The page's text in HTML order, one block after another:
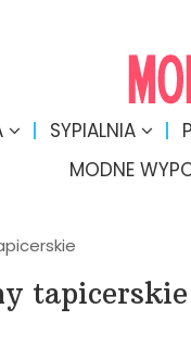
SYPIALNIA
MODNE
tapicerskie